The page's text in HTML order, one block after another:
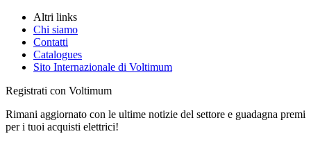
Altri links
Chi siamo
Contatti
Catalogues
Sito Internazionale di Voltimum
Registrati con Voltimum
Rimani aggiornato con le ultime notizie del settore e guadagna premi
per i tuoi acquisti elettrici!